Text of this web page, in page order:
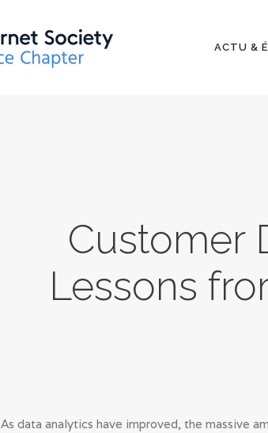
ACTU &
Customer
Lessons
As data analytics have improved, the massive